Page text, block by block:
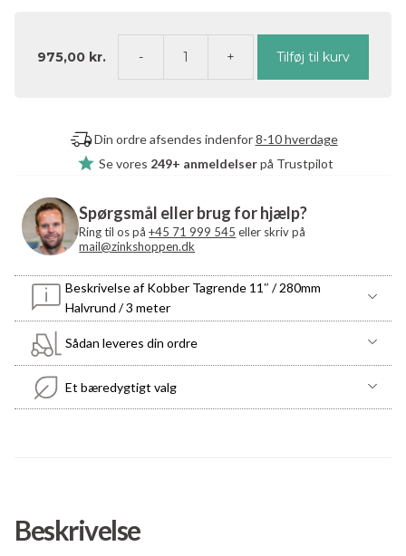
975,00 kr.
Kobber
280mm
Halvrund
meter
Tilføj til kurv
Din ordre afsendes indenfor8-10 hverdage
Se vores 249+ anmeldelserpå Trustpilot
Spørgsmål eller brug for hjælp?
Ring til os på+45 71 999 545 eller skriv på
mail@zinkshoppen.dk
Beskrivelse af Kobber Tagrende 11″ / 280mm
Halvrund / 3 meter
Sådan leveres din ordre
Et bæredygtigt valg
Beskrivelse